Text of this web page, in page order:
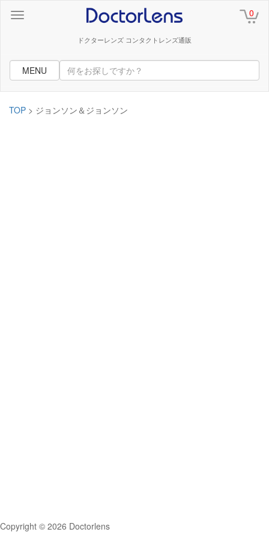
ドクターレンズ コンタクトレンズ通販
0
MENU
TOP > ジョンソン＆ジョンソン
Copyright © 2026 Doctorlens